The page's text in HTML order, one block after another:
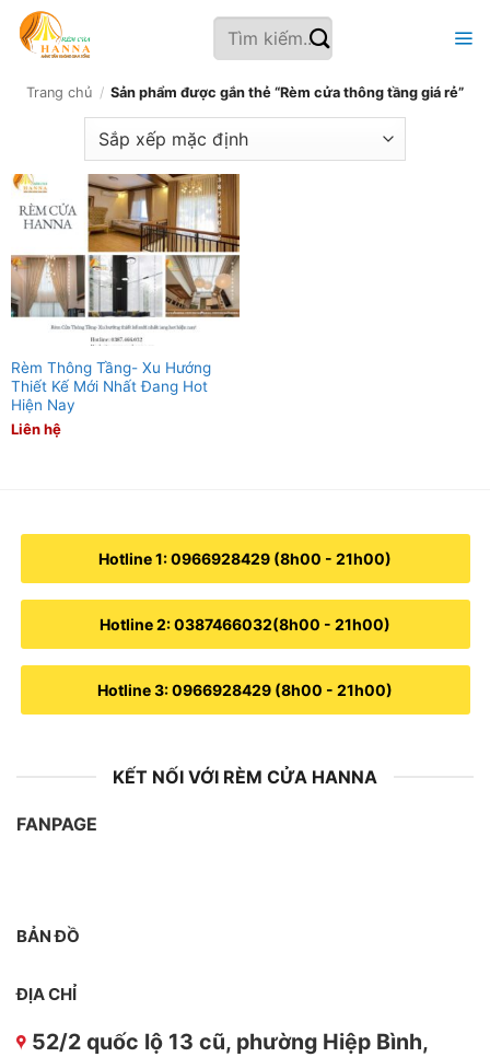
qua
dung
Tìm
kiếm:
Trang chủ / Sản phẩm được gắn thẻ “Rèm cửa thông tầng giá rẻ”
Rèm Thông Tầng- Xu Hướng
Thiết Kế Mới Nhất Đang Hot
Hiện Nay
Liên hệ
Hotline 1: 0966928429 (8h00 - 21h00)
Hotline 2: 0387466032(8h00 - 21h00)
Hotline 3: 0966928429 (8h00 - 21h00)
KẾT NỐI VỚI RÈM CỬA HANNA
FANPAGE
BẢN ĐỒ
ĐỊA CHỈ
52/2 quốc lộ 13 cũ, phường Hiệp Bình,